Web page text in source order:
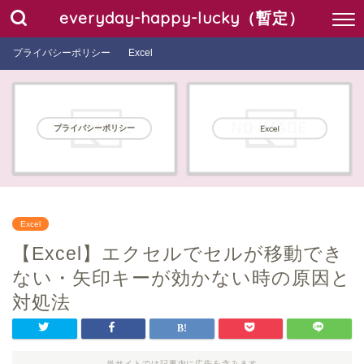
everyday-happy-lucky（暫定）
プライバシーポリシー Excel
プライバシーポリシー Excel
Excel
【Excel】エクセルでセルが移動でき
ない・矢印キーが効かない時の原因と
対処法